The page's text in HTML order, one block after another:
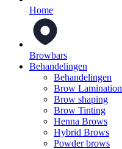
Home
Browbars
Behandelingen
Behandelingen
Brow Lamination
Brow shaping
Brow Tinting
Henna Brows
Hybrid Brows
Powder brows